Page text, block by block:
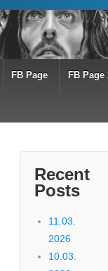
FB Page FB Page
Recent
Posts
11.03.
2026
10.03.